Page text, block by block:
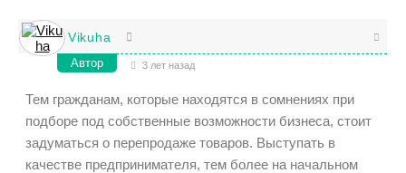
Vikuha
Автор 3 лет назад
Тем гражданам, которые находятся в сомнениях при
подборе под собственные возможности бизнеса, стоит
задуматься о перепродаже товаров. Выступать в
качестве предпринимателя, тем более на начальном